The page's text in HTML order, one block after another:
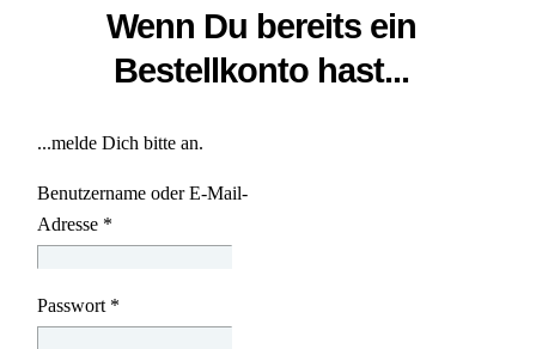
Wenn Du bereits ein
Bestellkonto hast...
...melde Dich bitte an.
Benutzername oder E-Mail-
Adresse *
Passwort *